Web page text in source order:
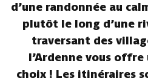
d’une randonnée au
plutôt le long d’une
traversant des
l’Ardenne vous
choix ! Les itinéraires